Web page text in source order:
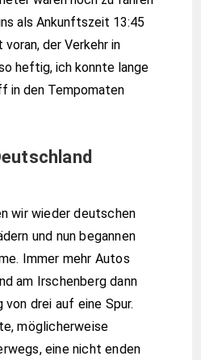
als Ankunftszeit 13:45
voran, der Verkehr in
heftig, ich konnte lange
in den Tempomaten
wir wieder deutschen
und nun begannen
Immer mehr Autos
am Irschenberg dann
von drei auf eine Spur.
möglicherweise
eine nicht enden